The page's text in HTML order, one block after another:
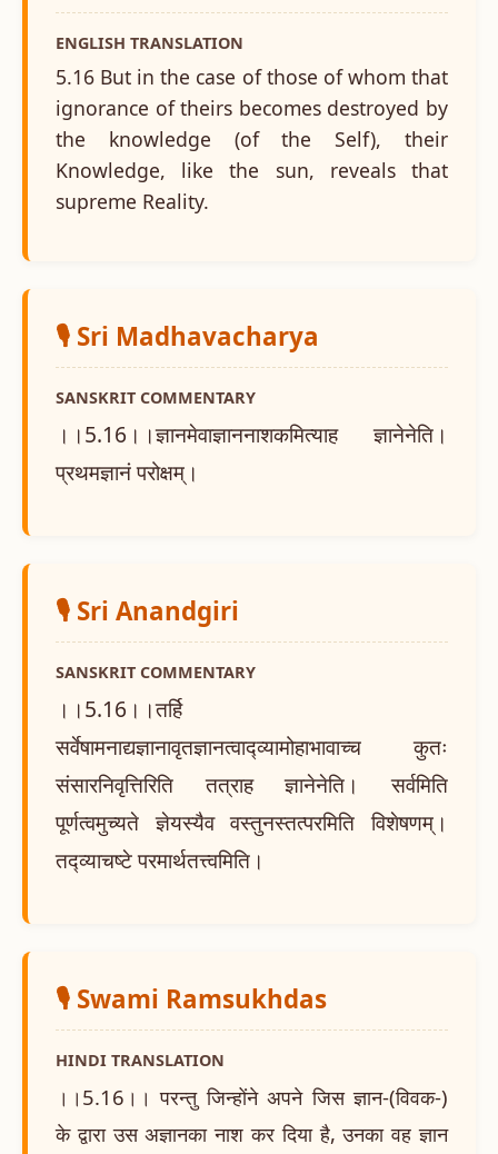
ENGLISH TRANSLATION
5.16 But in the case of those of whom that
ignorance of theirs becomes destroyed by
the knowledge (of the Self), their
Knowledge, like the sun, reveals that
supreme Reality.
🎙️ Sri Madhavacharya
SANSKRIT COMMENTARY
।।5.16।।ज्ञानमेवाज्ञाननाशकमित्याह ज्ञानेनेति।
प्रथमज्ञानं परोक्षम्।
🎙️ Sri Anandgiri
SANSKRIT COMMENTARY
।।5.16।।तर्हि
सर्वेषामनाद्यज्ञानावृतज्ञानत्वाद्व्यामोहाभावाच्च कुतः
संसारनिवृत्तिरिति तत्राह ज्ञानेनेति। सर्वमिति
पूर्णत्वमुच्यते ज्ञेयस्यैव वस्तुनस्तत्परमिति विशेषणम्।
तद्व्याचष्टे परमार्थतत्त्वमिति।
🎙️ Swami Ramsukhdas
HINDI TRANSLATION
।।5.16।। परन्तु जिन्होंने अपने जिस ज्ञान-(विवक-)
के द्वारा उस अज्ञानका नाश कर दिया है, उनका वह ज्ञान